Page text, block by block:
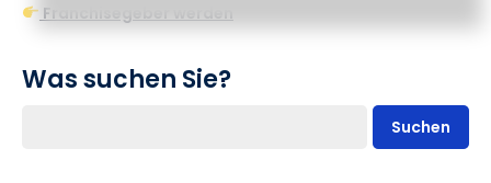
Franchisegeber werden
Was suchen Sie?
Suchen